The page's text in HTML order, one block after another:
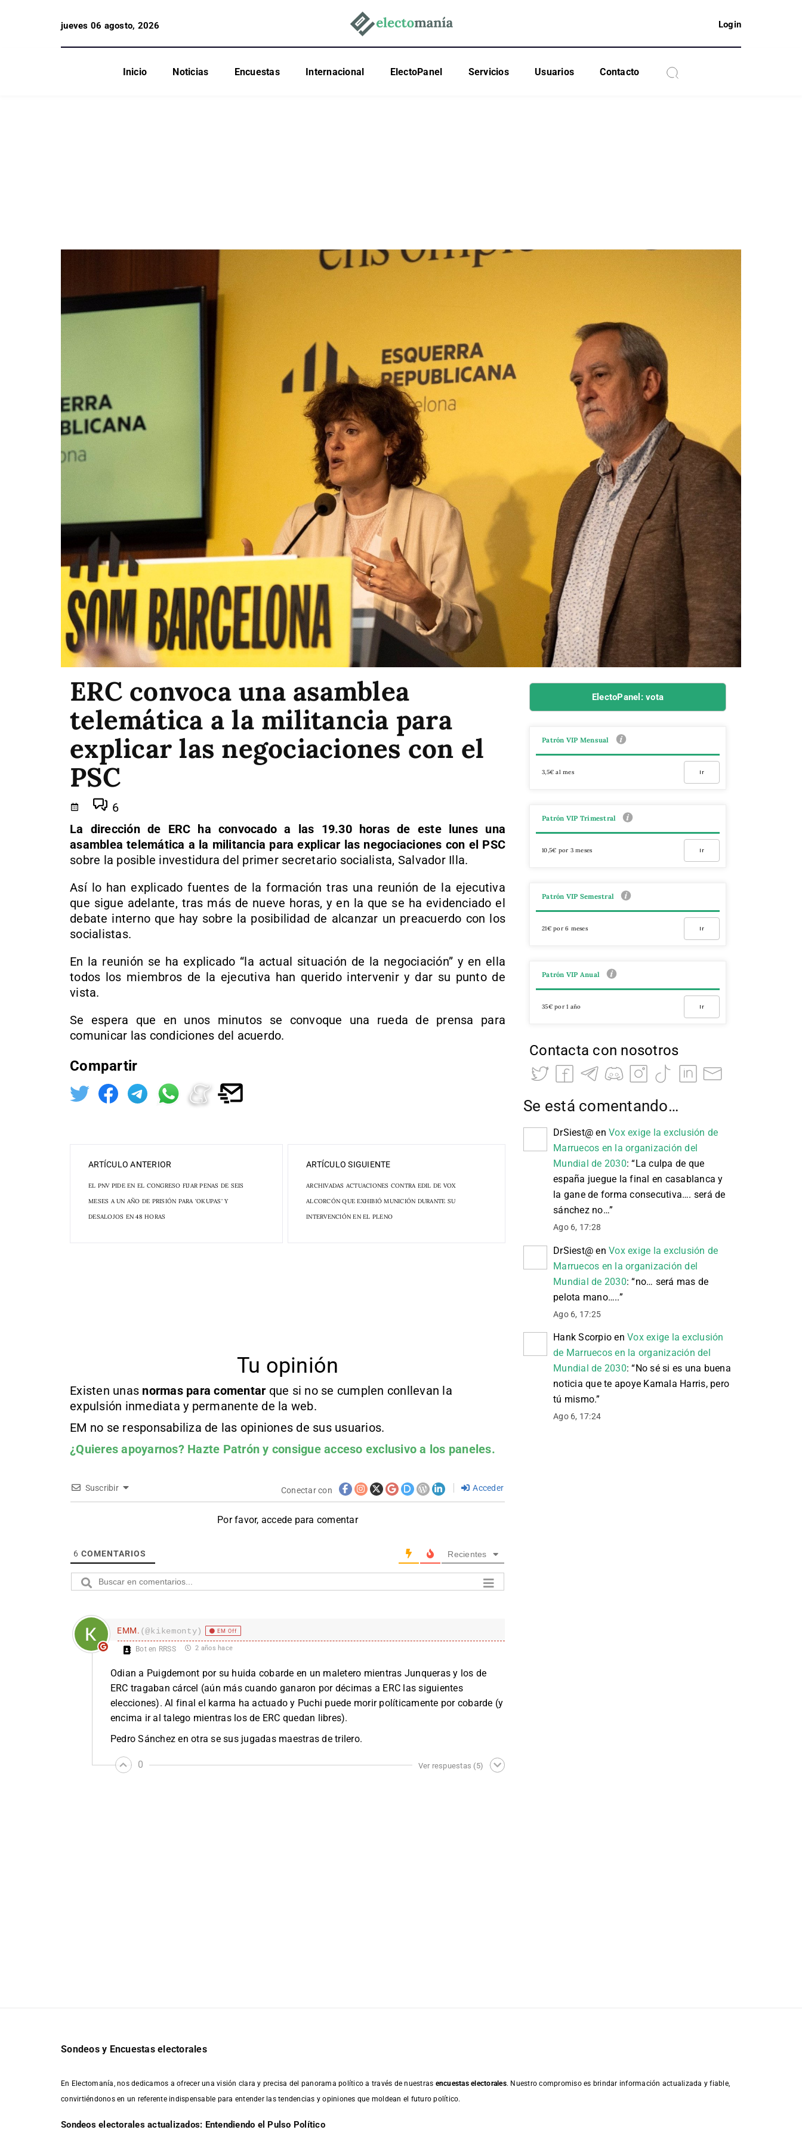
jueves 06 agosto, 2026 Login
Inicio Noticias Encuestas Internacional ElectoPanel Servicios Usuarios Contacto
ERC convoca una asamblea
telemática a la militancia para
explicar las negociaciones con el
PSC
6
La dirección de ERC ha convocado a las 19.30 horas de este lunes una
asamblea telemática a la militancia para explicar las negociaciones con el PSC
sobre la posible investidura del primer secretario socialista, Salvador Illa.
Así lo han explicado fuentes de la formación tras una reunión de la ejecutiva
que sigue adelante, tras más de nueve horas, y en la que se ha evidenciado el
debate interno que hay sobre la posibilidad de alcanzar un preacuerdo con los
socialistas.
En la reunión se ha explicado “la actual situación de la negociación” y en ella
todos los miembros de la ejecutiva han querido intervenir y dar su punto de
vista.
Se espera que en unos minutos se convoque una rueda de prensa para
comunicar las condiciones del acuerdo.
Compartir
ARTÍCULO ANTERIOR
EL PNV PIDE EN EL CONGRESO FIJAR PENAS DE SEIS
MESES A UN AÑO DE PRISIÓN PARA 'OKUPAS' Y
DESALOJOS EN 48 HORAS
ARTÍCULO SIGUIENTE
ARCHIVADAS ACTUACIONES CONTRA EDIL DE VOX
ALCORCÓN QUE EXHIBIÓ MUNICIÓN DURANTE SU
INTERVENCIÓN EN EL PLENO
Tu opinión
Existen unas normas para comentar que si no se cumplen conllevan la
expulsión inmediata y permanente de la web.
EM no se responsabiliza de las opiniones de sus usuarios.
¿Quieres apoyarnos? Hazte Patrón y consigue acceso exclusivo a los paneles.
Suscribir Conectar con Acceder
Por favor, accede para comentar
6 COMENTARIOS Recientes
EMM. (@kikemonty) EM Off
Bot en RRSS 2 años hace
Odian a Puigdemont por su huida cobarde en un maletero mientras Junqueras y los de
ERC tragaban cárcel (aún más cuando ganaron por décimas a ERC las siguientes
elecciones). Al final el karma ha actuado y Puchi puede morir políticamente por cobarde (y
encima ir al talego mientras los de ERC quedan libres).
Pedro Sánchez en otra se sus jugadas maestras de trilero.
0 Ver respuestas (5)
ElectoPanel: vota
Patrón VIP Mensual
3,5€ al mes Ir
Patrón VIP Trimestral
10,5€ por 3 meses Ir
Patrón VIP Semestral
21€ por 6 meses Ir
Patrón VIP Anual
35€ por 1 año Ir
Contacta con nosotros
Se está comentando…
DrSiest@ en Vox exige la exclusión de
Marruecos en la organización del
Mundial de 2030: “La culpa de que
españa juegue la final en casablanca y
la gane de forma consecutiva…. será de
sánchez no…”
Ago 6, 17:28
DrSiest@ en Vox exige la exclusión de
Marruecos en la organización del
Mundial de 2030: “no… será mas de
pelota mano…..”
Ago 6, 17:25
Hank Scorpio en Vox exige la exclusión
de Marruecos en la organización del
Mundial de 2030: “No sé si es una buena
noticia que te apoye Kamala Harris, pero
tú mismo.”
Ago 6, 17:24
Sondeos y Encuestas electorales
En Electomanía, nos dedicamos a ofrecer una visión clara y precisa del panorama político a través de nuestras encuestas electorales. Nuestro compromiso es brindar información actualizada y fiable,
convirtiéndonos en un referente indispensable para entender las tendencias y opiniones que moldean el futuro político.
Sondeos electorales actualizados: Entendiendo el Pulso Político